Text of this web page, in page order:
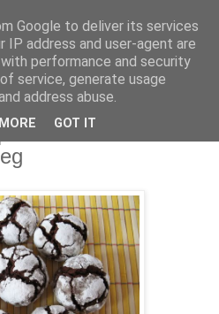
Google to deliver its services
IP address and user-agent are
performance and security
service, generate usage
address abuse.
GOT IT